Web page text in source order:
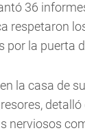
36
respetaron
la puerta
la casa de
detalló
nerviosos